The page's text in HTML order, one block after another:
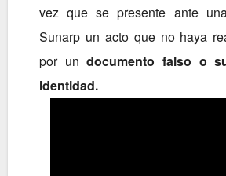
vez que se presente ante
Sunarp un acto que no haya
por undocumento falso o
identidad.